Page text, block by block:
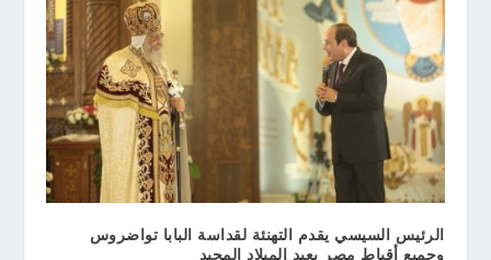
الرئيس السيسي يقدم التهنئة لقداسة البابا تواضروس
وجميع أقباط مصر بعيد الميلاد المجيد